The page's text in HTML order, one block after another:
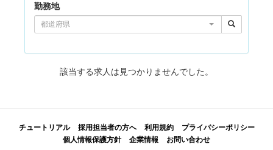
勤務地
都道府県
該当する求人は見つかりませんでした。
チュートリアル 採用担当者の方へ 利用規約
プライバシーポリシー
個人情報保護方針
企業情報 お問い合わせ